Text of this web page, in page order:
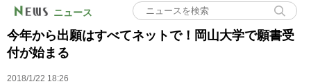
ニュース
今年から出願はすべてネットで！岡山大学で願書受
付が始まる
2018/1/22 18:26